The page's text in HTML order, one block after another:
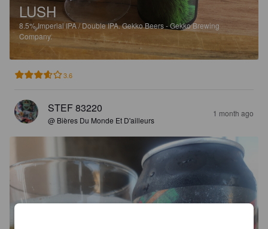
LUSH
8.5%Imperial IPA / Double IPA.Gekko Beers - Gekko Brewing
Company.
3.6
STEF 83220
@ Bières Du Monde Et D'ailleurs
1 month ago